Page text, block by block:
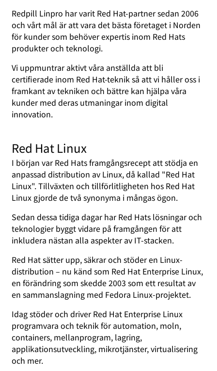
Redpill Linpro har varit Red Hat-partner sedan 2006
och vårt mål är att vara det bästa företaget i Norden
för kunder som behöver expertis inom Red Hats
produkter och teknologi.
Vi uppmuntrar aktivt våra anställda att bli
certifierade inom Red Hat-teknik så att vi håller oss i
framkant av tekniken och bättre kan hjälpa våra
kunder med deras utmaningar inom digital
innovation.
Red Hat Linux
I början var Red Hats framgångsrecept att stödja en
anpassad distribution av Linux, då kallad "Red Hat
Linux". Tillväxten och tillförlitligheten hos Red Hat
Linux gjorde de två synonyma i mångas ögon.
Sedan dessa tidiga dagar har Red Hats lösningar och
teknologier byggt vidare på framgången för att
inkludera nästan alla aspekter av IT-stacken.
Red Hat sätter upp, säkrar och stöder en Linux-
distribution – nu känd som Red Hat Enterprise Linux,
en förändring som skedde 2003 som ett resultat av
en sammanslagning med Fedora Linux-projektet.
Idag stöder och driver Red Hat Enterprise Linux
programvara och teknik för automation, moln,
containers, mellanprogram, lagring,
applikationsutveckling, mikrotjänster, virtualisering
och mer.